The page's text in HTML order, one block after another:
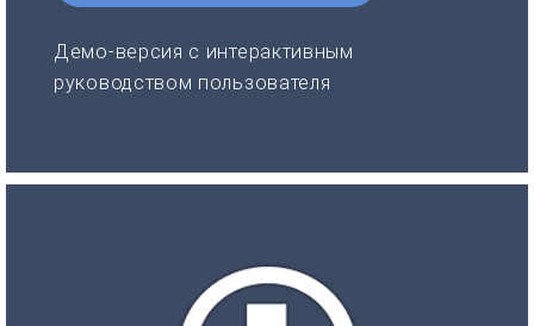
Демо-версия с интерактивным
руководством пользователя